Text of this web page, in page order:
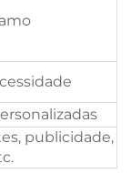
publicidade,